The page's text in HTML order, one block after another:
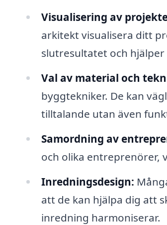
Visualisering av
arkitekt visualisera ditt
slutresultatet och
Val av material och
byggtekniker. De kan
tilltalande utan även
Samordning av
och olika entreprenörer,
Inredningsdesign:
att de kan hjälpa dig att
inredning harmoniserar.